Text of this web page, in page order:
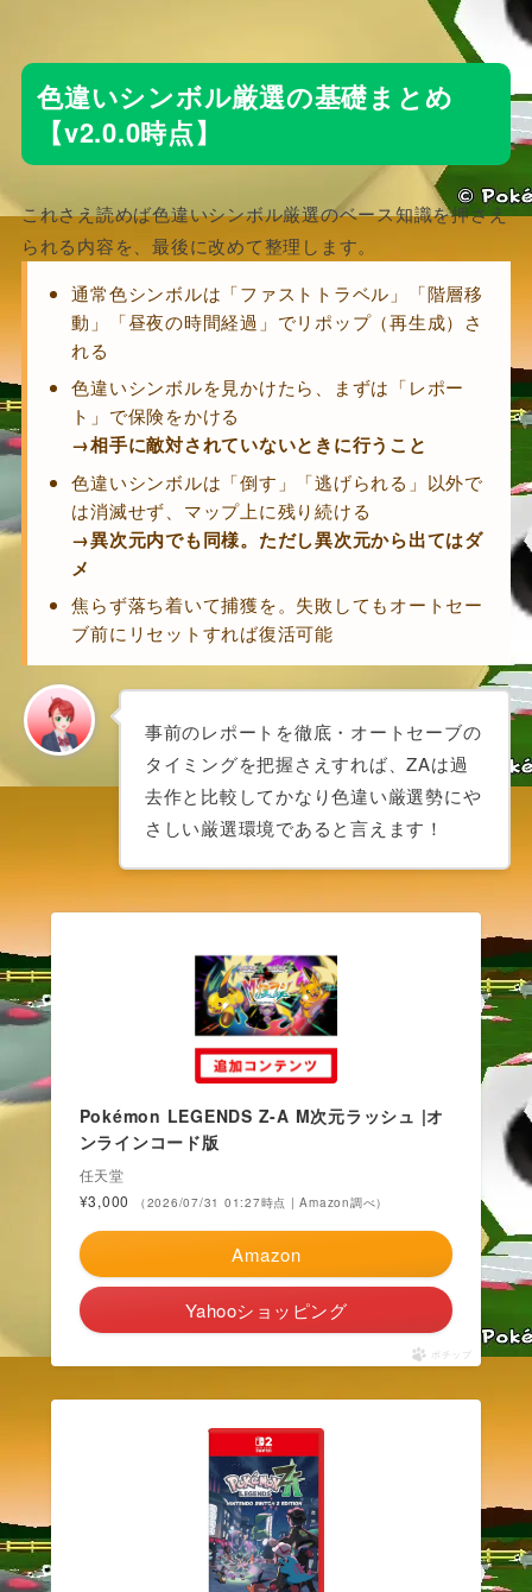
色違いシンボル厳選の基礎まとめ
【v2.0.0時点】
これさえ読めば色違いシンボル厳選のベース知識を押さえ
られる内容を、最後に改めて整理します。
通常色シンボルは「ファストトラベル」「階層移
動」「昼夜の時間経過」でリポップ（再生成）さ
れる
色違いシンボルを見かけたら、まずは「レポー
ト」で保険をかける
→相手に敵対されていないときに行うこと
色違いシンボルは「倒す」「逃げられる」以外で
は消滅せず、マップ上に残り続ける
→異次元内でも同様。ただし異次元から出てはダ
メ
焦らず落ち着いて捕獲を。失敗してもオートセー
ブ前にリセットすれば復活可能
事前のレポートを徹底・オートセーブの
タイミングを把握さえすれば、ZAは過
去作と比較してかなり色違い厳選勢にや
さしい厳選環境であると言えます！
Pokémon LEGENDS Z-A M次元ラッシュ |オ
ンラインコード版
任天堂
¥3,000
（2026/07/31 01:27時点 | Amazon調べ）
Amazon
Yahooショッピング
ポチップ